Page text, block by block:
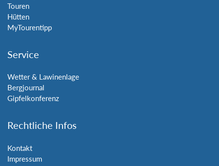
Touren
Hütten
MyTourentipp
Service
Wetter & Lawinenlage
Bergjournal
Gipfelkonferenz
Rechtliche Infos
Kontakt
Impressum